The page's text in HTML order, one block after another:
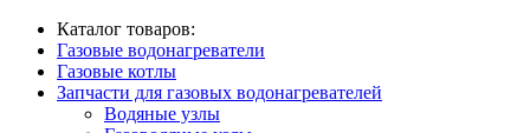
Каталог товаров:
Газовые водонагреватели
Газовые котлы
Запчасти для газовых водонагревателей
Водяные узлы